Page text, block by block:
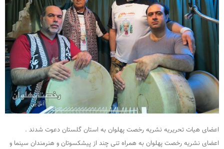
اعضای هیات تحریریه نشریه رخصت پهلوان به استان گلستان دعوت شدند .
اعضای نشریه رخصت پهلوان به همراه تنی چند از پیشکسوتان و هنرمندان سینما و